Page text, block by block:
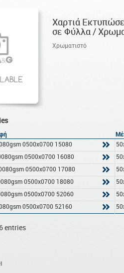
Χαρτιά
σε Φύλλα /
Χρωματιστό
0500x0700 15080
0500x0700 16080
0500x0700 17080
0500x0700 18080
0500x0700 52060
0500x0700 52160
entries